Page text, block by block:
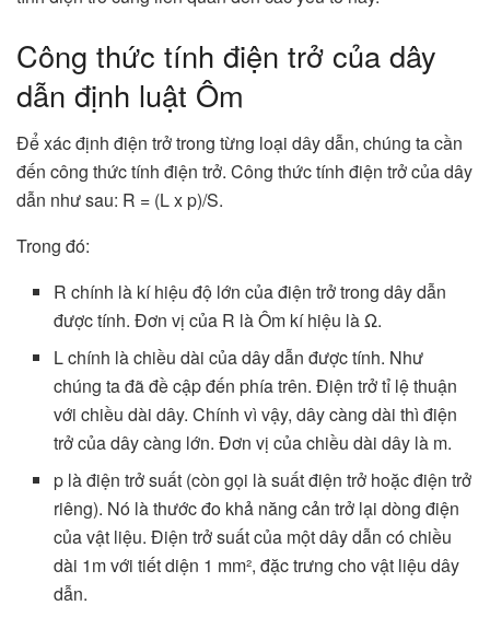
Công thức tính điện trở của dây
dẫn định luật Ôm
Để xác định điện trở trong từng loại dây dẫn, chúng ta cần
đến công thức tính điện trở. Công thức tính điện trở của dây
dẫn như sau: R = (L x p)/S.
Trong đó:
R chính là kí hiệu độ lớn của điện trở trong dây dẫn
được tính. Đơn vị của R là Ôm kí hiệu là Ω.
L chính là chiều dài của dây dẫn được tính. Như
chúng ta đã đề cập đến phía trên. Điện trở tỉ lệ thuận
với chiều dài dây. Chính vì vậy, dây càng dài thì điện
trở của dây càng lớn. Đơn vị của chiều dài dây là m.
p là điện trở suất (còn gọi là suất điện trở hoặc điện trở
riêng). Nó là thước đo khả năng cản trở lại dòng điện
của vật liệu. Điện trở suất của một dây dẫn có chiều
dài 1m với tiết diện 1 mm², đặc trưng cho vật liệu dây
dẫn.